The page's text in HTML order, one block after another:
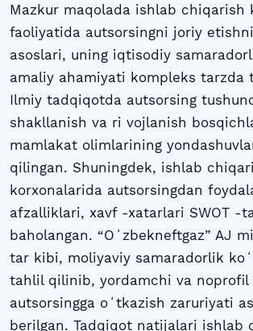
Mazkur maqolada ishlab chiqarish
faoliyatida autsorsingni joriy
asoslari, uning iqtisodiy
amaliy ahamiyati kompleks tarzda
Ilmiy tadqiqotda autsorsing
shakllanish va ri vojlanish
mamlakat olimlarining
qilingan. Shuningdek, ishlab
korxonalarida autsorsingdan
afzalliklari, xavf -xatarlari SWOT -
baholangan. “Oʻzbekneftgaz” AJ
tar kibi, moliyaviy samaradorlik
tahlil qilinib, yordamchi va noprofil
autsorsingga oʻtkazish zaruriyati
berilgan. Tadqiqot natijalari ishlab